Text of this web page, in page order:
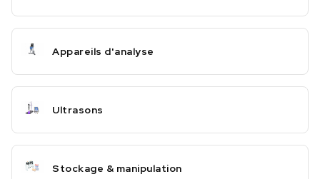
Appareils d'analyse
Ultrasons
Stockage & manipulation